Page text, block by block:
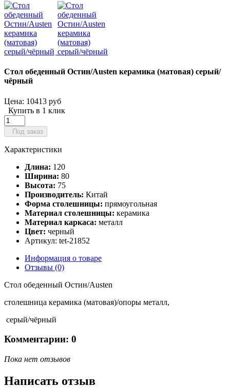
Стол обеденный Остин/Austen керамика (матовая) серый/
чёрный
Цена: 10413 руб
Купить в 1 клик
Под заказ
Характеристики
Длина: 120
Ширина: 80
Высота: 75
Производитель: Китай
Форма столешницы: прямоугольная
Материал столешницы: керамика
Материал каркаса: металл
Цвет: черный
Артикул: tet-21852
Информация о товаре
Отзывы (0)
Стол обеденный Остин/Austen
столешница керамика (матовая)/опоры металл,
серый/чёрный
Комментарии: 0
Пока нет отзывов
Написать отзыв